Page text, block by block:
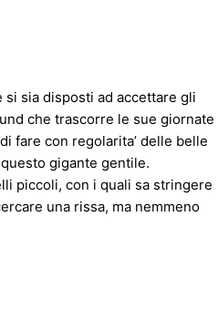
si sia disposti ad accettare gli
che trascorre le sue giornate
fare con regolarita’ delle belle
gigante gentile.
piccoli, con i quali sa stringere
una rissa, ma nemmeno